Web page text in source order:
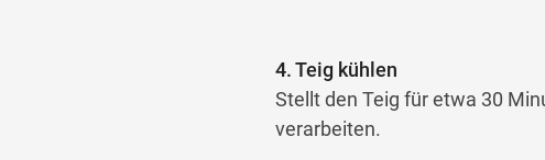
4. Teig kühlen
Stellt den Teig für etwa 30
verarbeiten.